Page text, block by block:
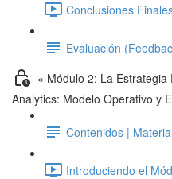
Conclusiones
Evaluación
« Módulo 2: La
Analytics: Modelo Operativo y
Contenidos |
Introduciendo el